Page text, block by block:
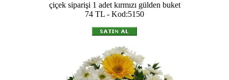
çiçek siparişi 1 adet kırmızı gülden buket
74 TL - Kod:5150